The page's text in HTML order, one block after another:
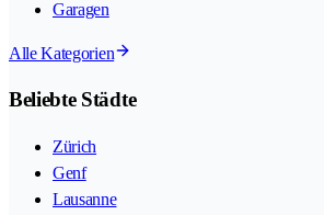
Garagen
Alle Kategorien
Beliebte Städte
Zürich
Genf
Lausanne